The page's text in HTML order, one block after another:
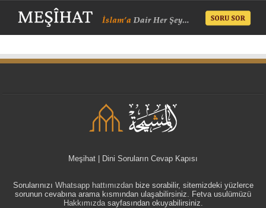
Meşihat | Dini Soruların Cevap Kapısı
Sorularınızı Whatsapp hattımızdanbize sorabilir, sitemizdeki yüzlerce
sorunun cevabına arama kısmından ulaşabilirsiniz. Fetva usulümüzü
Hakkımızdasayfasından okuyabilirsiniz.